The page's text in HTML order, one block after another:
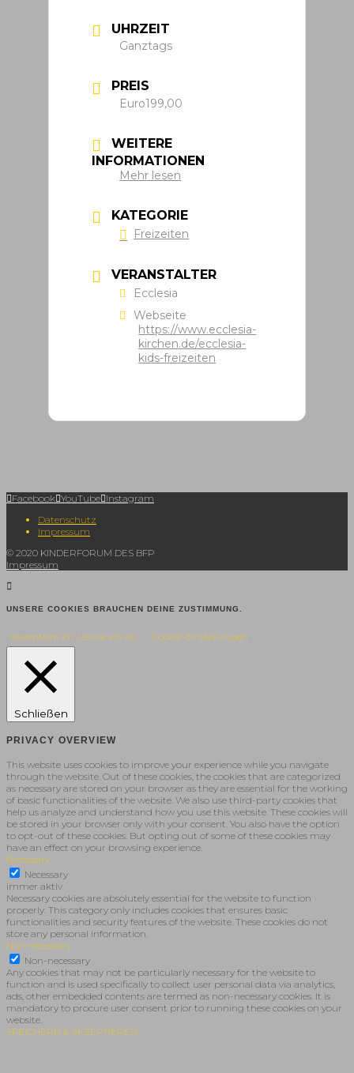
UHRZEIT
Ganztags
PREIS
Euro199,00
WEITERE
INFORMATIONEN
Mehr lesen
KATEGORIE
Freizeiten
VERANSTALTER
Ecclesia
Webseite
https://www.ecclesia-
kirchen.de/ecclesia-
kids-freizeiten
Facebook YouTube Instagram
Datenschutz
Impressum
© 2020 KINDERFORUM DES BFP
Impressum
UNSERE COOKIES BRAUCHEN DEINE ZUSTIMMUNG.
Akzeptiere ich Lehne ich ab Cookie-Einstellungen
Schließen
PRIVACY OVERVIEW
This website uses cookies to improve your experience while you navigate
through the website. Out of these cookies, the cookies that are categorized
as necessary are stored on your browser as they are essential for the working
of basic functionalities of the website. We also use third-party cookies that
help us analyze and understand how you use this website. These cookies will
be stored in your browser only with your consent. You also have the option
to opt-out of these cookies. But opting out of some of these cookies may
have an effect on your browsing experience.
Necessary
Necessary
immer aktiv
Necessary cookies are absolutely essential for the website to function
properly. This category only includes cookies that ensures basic
functionalities and security features of the website. These cookies do not
store any personal information.
Non-necessary
Non-necessary
Any cookies that may not be particularly necessary for the website to
function and is used specifically to collect user personal data via analytics,
ads, other embedded contents are termed as non-necessary cookies. It is
mandatory to procure user consent prior to running these cookies on your
website.
SPEICHERN & AKZEPTIEREN